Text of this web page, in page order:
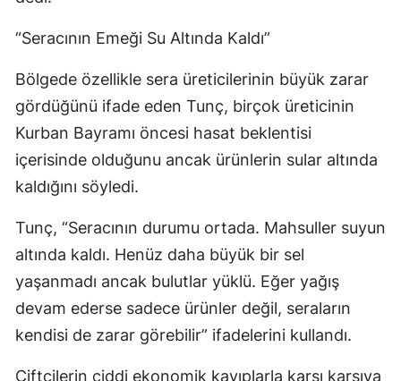
“Seracının Emeği Su Altında Kaldı”
Bölgede özellikle sera üreticilerinin büyük zarar
gördüğünü ifade eden Tunç, birçok üreticinin
Kurban Bayramı öncesi hasat beklentisi
içerisinde olduğunu ancak ürünlerin sular altında
kaldığını söyledi.
Tunç, “Seracının durumu ortada. Mahsuller suyun
altında kaldı. Henüz daha büyük bir sel
yaşanmadı ancak bulutlar yüklü. Eğer yağış
devam ederse sadece ürünler değil, seraların
kendisi de zarar görebilir” ifadelerini kullandı.
Çiftçilerin ciddi ekonomik kayıplarla karşı karşıya